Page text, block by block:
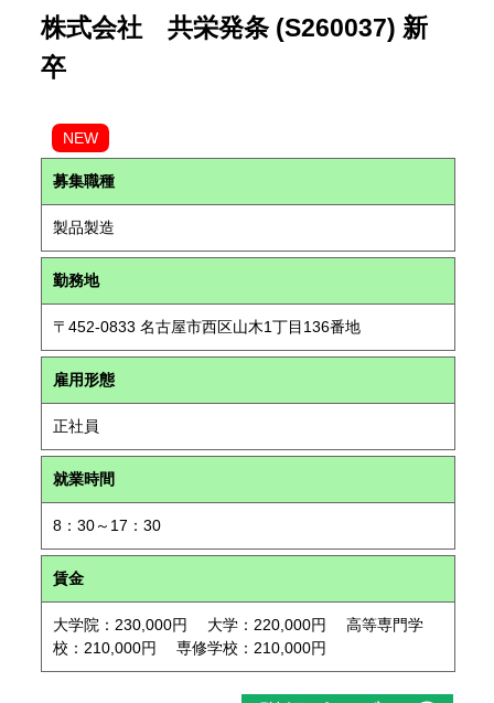
株式会社 共栄発条 (S260037) 新
卒
NEW
募集職種
製品製造
勤務地
〒452-0833 名古屋市西区山木1丁目136番地
雇用形態
正社員
就業時間
8：30～17：30
賃金
大学院：230,000円 大学：220,000円 高等専門学
校：210,000円 専修学校：210,000円